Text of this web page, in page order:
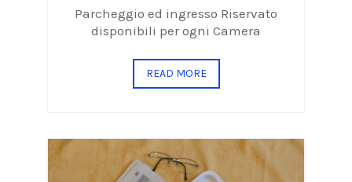
Parcheggio ed ingresso Riservato
disponibili per ogni Camera
READ MORE